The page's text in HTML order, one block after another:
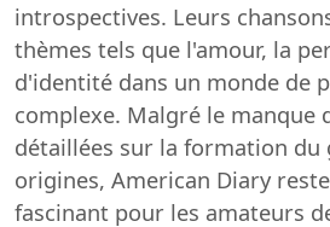
introspectives. Leurs
thèmes tels que l'amour, la
d'identité dans un monde de
complexe. Malgré le manque
détaillées sur la formation du
origines, American Diary
fascinant pour les amateurs